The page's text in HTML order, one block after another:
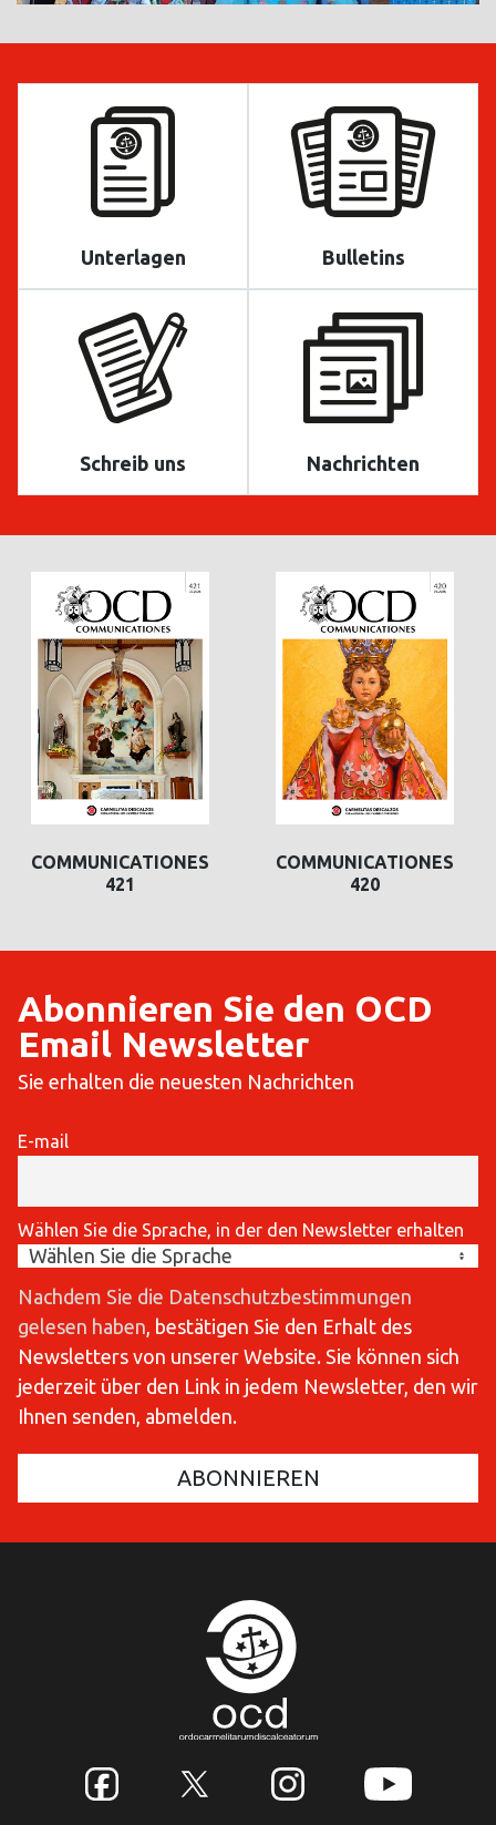
Unterlagen Bulletins
Schreib uns Nachrichten
COMMUNICATIONES
420
COMMUNICATIONES
419
Abonnieren Sie den OCD
Email Newsletter
Sie erhalten die neuesten Nachrichten
E-mail
Wählen Sie die Sprache, in der den Newsletter erhalten
Nachdem Sie die Datenschutzbestimmungen
gelesen haben, bestätigen Sie den Erhalt des
Newsletters von unserer Website. Sie können sich
jederzeit über den Link in jedem Newsletter, den wir
Ihnen senden, abmelden.